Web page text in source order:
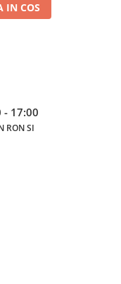
IN COS
- 17:00
RON SI